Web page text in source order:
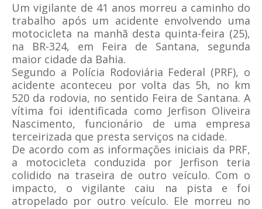
Um vigilante de 41 anos morreu a caminho do
trabalho após um acidente envolvendo uma
motocicleta na manhã desta quinta-feira (25),
na BR-324, em Feira de Santana, segunda
maior cidade da Bahia.
Segundo a Polícia Rodoviária Federal (PRF), o
acidente aconteceu por volta das 5h, no km
520 da rodovia, no sentido Feira de Santana. A
vítima foi identificada como Jerfison Oliveira
Nascimento, funcionário de uma empresa
terceirizada que presta serviços na cidade.
De acordo com as informações iniciais da PRF,
a motocicleta conduzida por Jerfison teria
colidido na traseira de outro veículo. Com o
impacto, o vigilante caiu na pista e foi
atropelado por outro veículo. Ele morreu no